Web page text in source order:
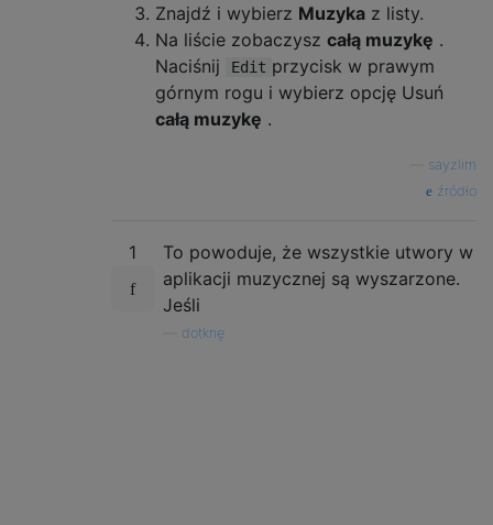
Znajdź i wybierz Muzyka z listy.
Na liście zobaczysz całą muzykę .
Naciśnij
Edit przycisk w prawym
górnym rogu i wybierz opcję Usuń
całą muzykę .
sayzlim
źródło
1
To powoduje, że wszystkie utwory w
aplikacji muzycznej są wyszarzone.
Jeśli
dotknę